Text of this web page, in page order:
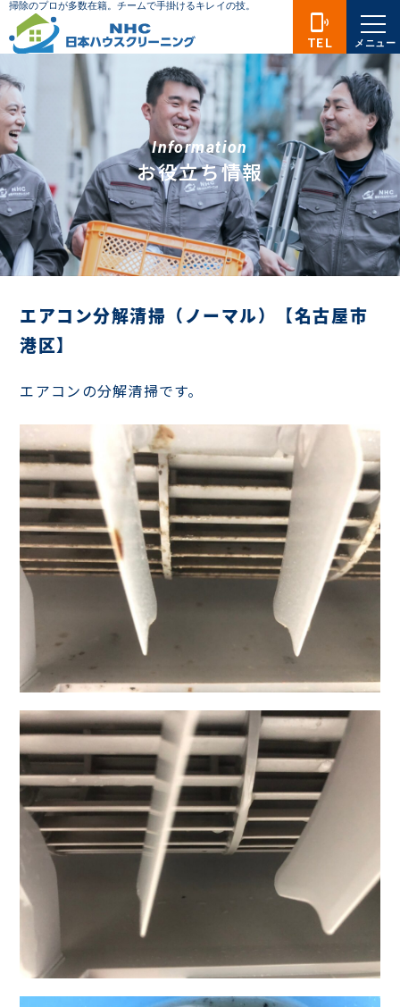
Information
お役立ち情報
エアコン分解清掃（ノーマル）【名古屋市
港区】
エアコンの分解清掃です。
phonelink_ring
TEL メニュー